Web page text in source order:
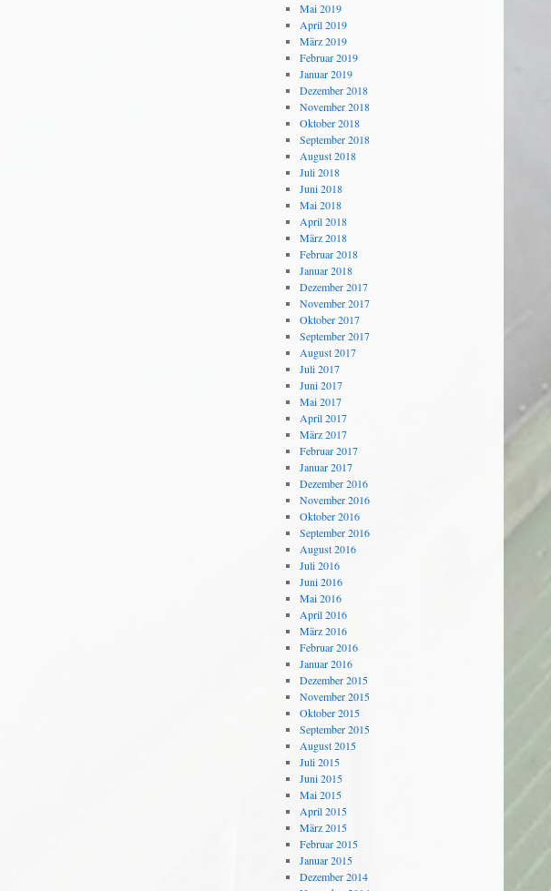
Mai 2019
April 2019
März 2019
Februar 2019
Januar 2019
Dezember 2018
November 2018
Oktober 2018
September 2018
August 2018
Juli 2018
Juni 2018
Mai 2018
April 2018
März 2018
Februar 2018
Januar 2018
Dezember 2017
November 2017
Oktober 2017
September 2017
August 2017
Juli 2017
Juni 2017
Mai 2017
April 2017
März 2017
Februar 2017
Januar 2017
Dezember 2016
November 2016
Oktober 2016
September 2016
August 2016
Juli 2016
Juni 2016
Mai 2016
April 2016
März 2016
Februar 2016
Januar 2016
Dezember 2015
November 2015
Oktober 2015
September 2015
August 2015
Juli 2015
Juni 2015
Mai 2015
April 2015
März 2015
Februar 2015
Januar 2015
Dezember 2014